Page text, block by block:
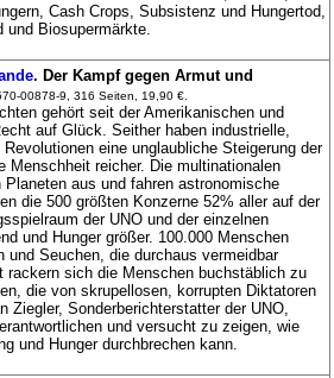
Cash Crops, Subsistenz und Hungertod,
und Biosupermärkte.
. Der Kampf gegen Armut und
00878-9, 316 Seiten, 19,90 €.
gehört seit der Amerikanischen und
auf Glück. Seither haben industrielle,
eine unglaubliche Steigerung der
Menschheit reicher. Die multinationalen
aus und fahren astronomische
die 500 größten Konzerne 52% aller auf der
der UNO und der einzelnen
und Hunger größer. 100.000 Menschen
und Seuchen, die durchaus vermeidbar
rackern sich die Menschen buchstäblich zu
die von skrupellosen, korrupten Diktatoren
Ziegler, Sonderberichterstatter der UNO,
und versucht zu zeigen, wie
und Hunger durchbrechen kann.